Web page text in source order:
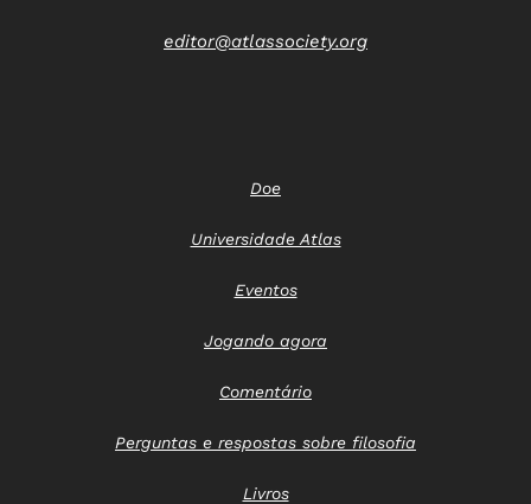
editor@atlassociety.org
Doe
Universidade Atlas
Eventos
Jogando agora
Comentário
Perguntas e respostas sobre filosofia
Livros